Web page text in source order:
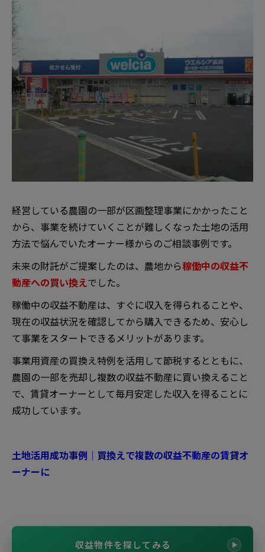
経営している農園の一部が区画整理事業にかかったこと
から、事業を続けていくことが難しくなった土地の活用
方法で悩んでいたオーナー様からのご相談事例です。
未来の財託がご提案したのは、農地から稼働中の収益不
動産への買い換えでした。
稼働中の収益不動産は、すぐに収入を得られることや、
現在の収益状況を確認してから購入できるため、安心し
て事業をスタートできるメリットがあります。
事業用資産の買換え特例を活用して節税するとともに、
農園の一部を売却し複数の収益不動産に買い換えること
で、賃貸オーナーとして毎月安定した収入を得ることに
成功しています。
土地活用成功事例｜買換えで複数の収益不動産の賃貸オ
ーナーに
収益物件を探してみる